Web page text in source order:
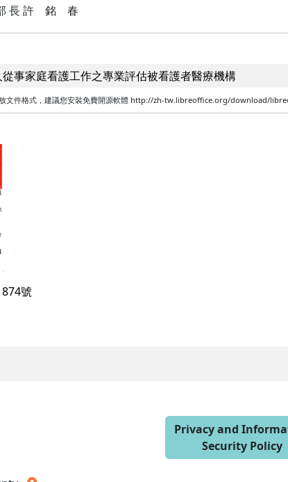
春
事家庭看護工作之專業評估被看護者醫療機構
文件格式，建議您安裝免費開源軟體 http://zh-tw.libreoffice.org/download/
號
Privacy and
Security Policy